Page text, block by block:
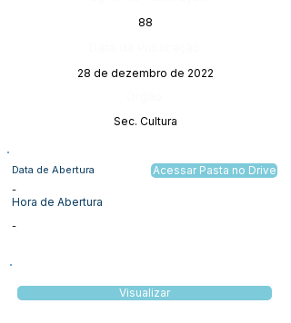
88
28 de dezembro de 2022
Sec. Cultura
Data de Abertura
-
Hora de Abertura
-
Acessar Pasta no Drive
Visualizar